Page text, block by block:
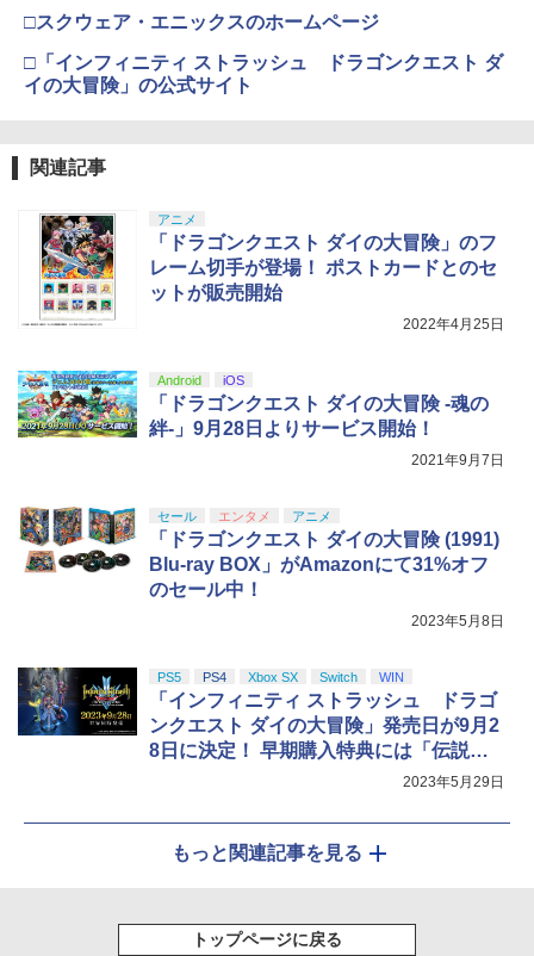
【特典】三國志14 with パワーアップキ
ット Complete Edition PS5版(【早期
【特典】ACE COMBAT 8: WINGS OF T
HEVE(【早期購入封入特典】DLC)
￥8,321
￥2,100
5
【中古】The Elder Scrolls V: Skyrim S
PECIAL EDITION 【CEROレーティング
【特典】ザ・スーパーマリオブラザー
5
【中古】【Blu−ray】鴉−KARAS− フル
エピソード・エディション ブックレッ
ト付 / さとうけいいち【監督】
5
ニンテンドープリペイド番号 5000円|オ
ンラインコード版
￥11,849
5
【純正品】DualSense ワイヤレスコン
トローラー(CFI-ZCT2J)
4
【純正品】Xbox 充電式バッテリー + US
B-C ケーブル
【国内正規品】Thrustmaster スラスト
マスター TH8S シフター - PC、PS4、P
S5、PS5 Pro、Xbox One、Xbox Serie
s X|S 対応の高精度 H パターン シフター
(オリジナル特典:オリジナル巾着＋メー
カー特典:【坤と離】二振りの剣、十翼よ
り来たる！スタジオ描き下ろしイラスト
ボード付) [Blu-ray]
￥8,698
5
ルアイドルクラブ Bloom Garden Part
y』Blu-ray（特装限定版）
□スクウェア・エニックスのホームページ
□「インフィニティ ストラッシュ ドラゴンクエスト ダ
イの大冒険」の公式サイト
関連記事
アニメ
「ドラゴンクエスト ダイの大冒険」のフ
レーム切手が登場！ ポストカードとのセ
ットが販売開始
2022年4月25日
Android iOS
「ドラゴンクエスト ダイの大冒険 -魂の
絆-」9月28日よりサービス開始！
2021年9月7日
セール エンタメ アニメ
「ドラゴンクエスト ダイの大冒険 (1991)
Blu-ray BOX」がAmazonにて31%オフ
のセール中！
2023年5月8日
PS5 PS4 Xbox SX Switch WIN
「インフィニティ ストラッシュ ドラゴ
ンクエスト ダイの大冒険」発売日が9月2
8日に決定！ 早期購入特典には「伝説の
2023年5月29日
もっと関連記事を見る
トップページに戻る